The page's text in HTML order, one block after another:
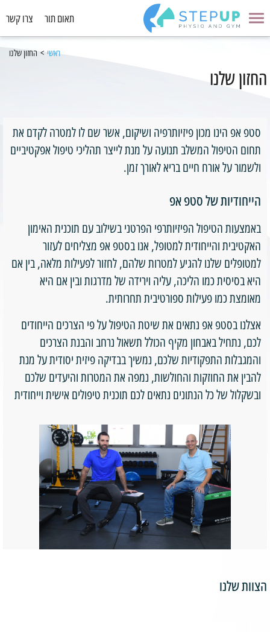
תאום תור צרו קשר
ראשי > החזון שלנו
החזון שלנו
סטפ אפ הינו מכון פיזיותרפיה ושיקום, אשר שם לו למטרה לקדם את
תחום הטיפול המשלב תנועה על מנת לייצר תהליכי טיפול אפקטיביים
ולשמור על אורח חיים בריא לאורך זמן.
הייחודיות של סטפ אפ
באמצעות הטיפול הפיזיותרפי הפרטני בשילוב עם תוכנית האימון
האקטיבית והייחודית למטופל, אנו בסטפ אפ מצליחים לעזור
למטופלים שלנו להגיע למטרות שלהם, לחזור לפעילות מלאה, בין אם
היא בסיסית כמו הליכה, עליה וירידה של מדרגות ובין אם היא
מאומצת כמו פעילות ספורטיבית תחרותית.
אצלנו בסטפ אפ נתאים את שיטת הטיפול על פי הצרכים הייחודים
לכם, נתחיל באבחון מקיף הכולל תשאול נרחב והבנת הצרכים
והמגבלות התפקודיות שלכם, נמשיך בבדיקה פיזית יסודית על מנת
להבין את החוזקות והחולשות, נמפה את המטרות והיעדים שלכם
ובשקלול של כל הנתונים נתאים לכם תוכנית טיפולים אישית וייחודית
הצוות שלנו